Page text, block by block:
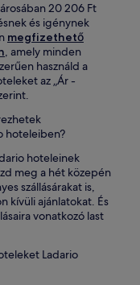
20 206 Ft
és igénynek
megfizethető
, amely minden
használd a
az „Ár -
hoteleiben?
hoteleinek
meg a hét közepén
szállásárakat is,
kívüli ajánlatokat. És
vonatkozó last
Ladario